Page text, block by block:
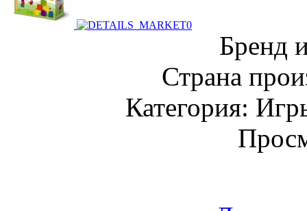
Бренд
Страна
Категория: